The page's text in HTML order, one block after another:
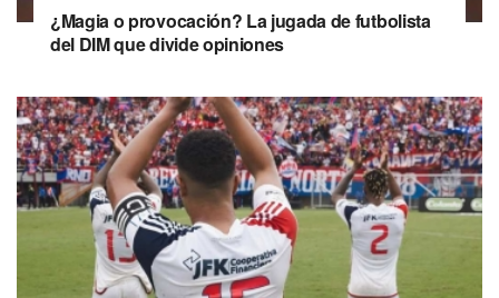
¿Magia o provocación? La jugada de futbolista
del DIM que divide opiniones